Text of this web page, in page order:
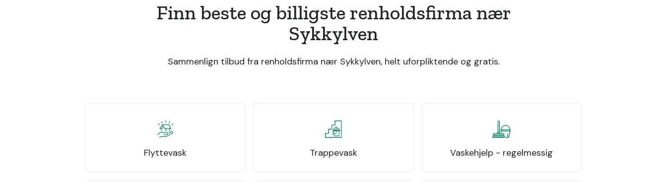
Finn beste og billigste renholdsfirma nær
Sykkylven
Sammenlign tilbud fra renholdsfirma nær Sykkylven, helt uforpliktende og gratis.
Flyttevask Trappevask Vaskehjelp - regelmessig